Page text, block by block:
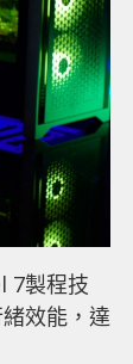
7製程技
效能，達